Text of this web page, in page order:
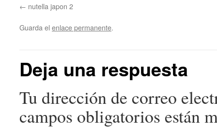
nutella japon 2
Guarda el enlace permanente.
Deja una respuesta
Tu dirección de correo
campos obligatorios están